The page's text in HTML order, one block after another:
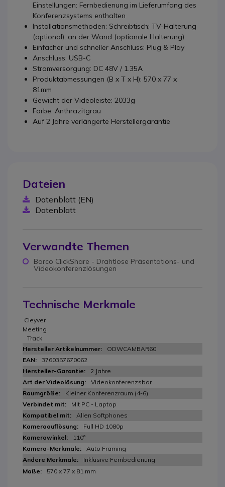
Einstellungen: Fernbedienung im Lieferumfang des
Konferenzsystems enthalten
Installationsmethoden: Schreibtisch; TV-Halterung
(optional); an der Wand (optionale Halterung)
Einfacher und schneller Anschluss: Plug & Play
Anschluss: USB-C
Stromversorgung: DC 48V / 1.35A
Produktabmessungen (B x T x H): 570 x 77 x
81mm
Gewicht der Videoleiste: 2033g
Farbe: Anthrazitgrau
Auf 2 Jahre verlängerte Herstellergarantie
Dateien
Datenblatt (EN)
Datenblatt
Verwandte Themen
Barco ClickShare - Drahtlose Präsentations- und
Videokonferenzlösungen
Technische Merkmale
Cleyver
Meeting
Track
ODWCAMBAR60
3760357670062
2 Jahre
Videokonferenzsbar
Kleiner Konferenzraum (4-6)
Mit PC - Laptop
Allen Softphones
Full HD 1080p
110°
Auto Framing
Inklusive Fernbedienung
570 x 77 x 81 mm